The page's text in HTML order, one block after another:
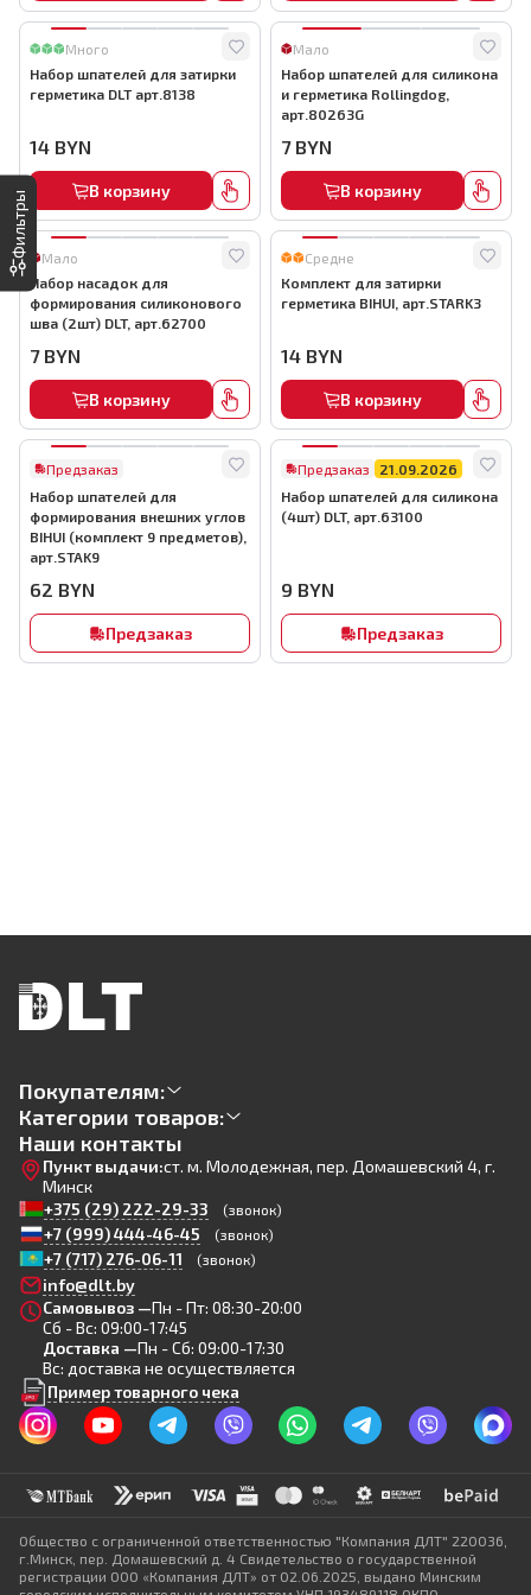
Фильтры
Много
Набор шпателей для затирки
герметика DLT арт.8138
14 BYN
В корзину
Мало
Набор шпателей для силикона
и герметика Rollingdog,
арт.80263G
7 BYN
В корзину
Мало
Набор насадок для
формирования силиконового
шва (2шт) DLT, арт.62700
7 BYN
В корзину
Средне
Комплект для затирки
герметика BIHUI, арт.STARK3
14 BYN
В корзину
Предзаказ
Набор шпателей для
формирования внешних углов
BIHUI (комплект 9 предметов),
арт.STAK9
62 BYN
Предзаказ
Предзаказ
21.09.2026
Набор шпателей для силикона
(4шт) DLT, арт.63100
9 BYN
Предзаказ
Покупателям:
Категории товаров:
Наши контакты
Пункт выдачи:ст. м. Молодежная, пер. Домашевский 4, г.
Минск
+375 (29) 222-29-33
(звонок)
+7 (999) 444-46-45 (звонок)
+7 (717) 276-06-11 (звонок)
info@dlt.by
Самовывоз —Пн - Пт: 08:30-20:00
Сб - Вс: 09:00-17:45
Доставка —Пн - Сб: 09:00-17:30
Вс: доставка не осуществляется
Пример товарного чека
Общество с ограниченной ответственностью "Компания ДЛТ" 220036,
г.Минск, пер. Домашевский д. 4 Свидетельство о государственной
регистрации ООО «Компания ДЛТ» от 02.06.2025, выдано Минским